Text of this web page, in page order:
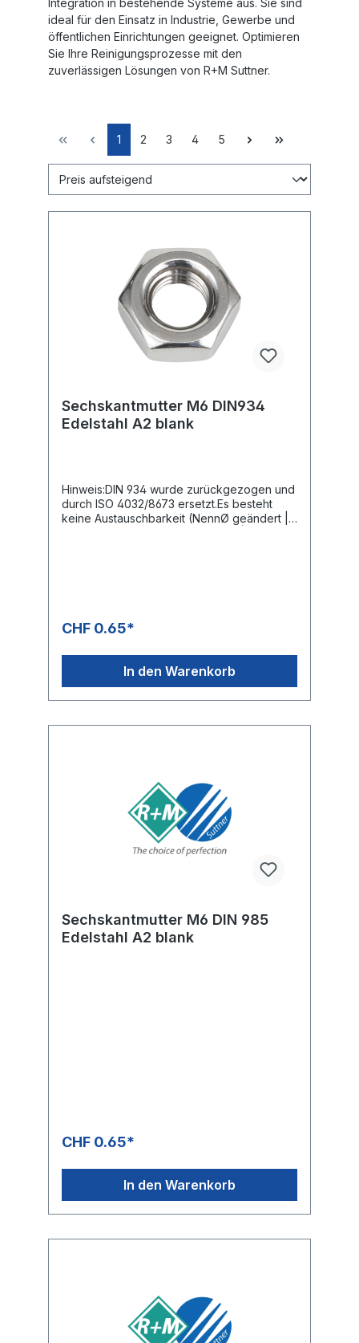
ideal für den Einsatz in Industrie, Gewerbe und
öffentlichen Einrichtungen geeignet. Optimieren
Sie Ihre Reinigungsprozesse mit den
zuverlässigen Lösungen von R+M Suttner.
1 2 3 4 5
Sechskantmutter M6 DIN934
Edelstahl A2 blank
Hinweis:DIN 934 wurde zurückgezogen und
durch ISO 4032/8673 ersetzt.Es besteht
keine Austauschbarkeit (NennØ geändert |
CHF 0.65*
In den Warenkorb
Sechskantmutter M6 DIN 985
Edelstahl A2 blank
CHF 0.65*
In den Warenkorb